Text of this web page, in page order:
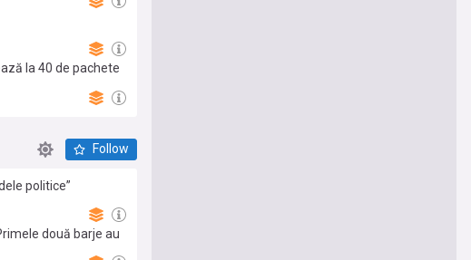
la 40 de pachete
Follow
politice”
două barje au